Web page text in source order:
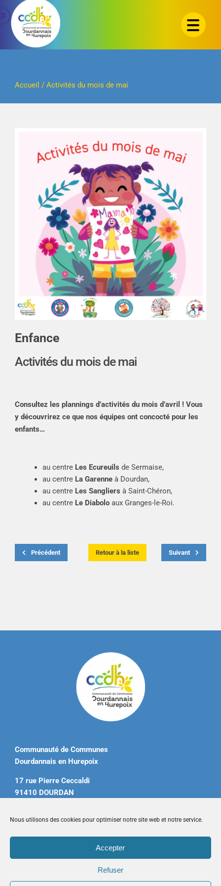
Nous utilisons des cookies pour optimiser notre site web et notre service.
Accepter
Refuser
Passer
contenu
Accueil / Activités du mois de mai
Enfance
Activités du mois de mai
Consultez les plannings d’activités du mois d’avril ! Vous
y découvrirez ce que nos équipes ont concocté pour les
enfants…
au centre Les Ecureuils de Sermaise,
au centre La Garenneà Dourdan,
au centre Les Sangliers à Saint-Chéron,
au centre Le Diaboloaux Granges-le-Roi.
Précédent Retour à la liste Suivant
Communauté de Communes
Dourdannais en Hurepoix
17 rue Pierre Ceccaldi
91410 DOURDAN
contact@ccdourdannais.com
Accueil|Plan du site|Mentions légales|Contactez-nous